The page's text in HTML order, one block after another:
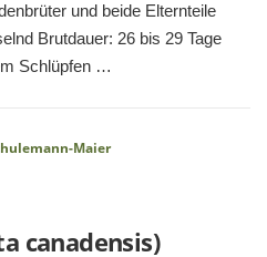
und beide Elternteile
Brutdauer: 26 bis 29 Tage
Schlüpfen …
canadensis)